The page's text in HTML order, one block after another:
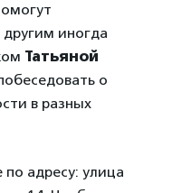
иногда
Татьяной
о
в разных
адресу: улица